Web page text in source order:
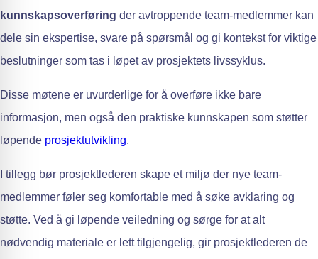
kunnskapsoverføring der avtroppende team-medlemmer kan
dele sin ekspertise, svare på spørsmål og gi kontekst for viktige
beslutninger som tas i løpet av prosjektets livssyklus.
Disse møtene er uvurderlige for å overføre ikke bare
informasjon, men også den praktiske kunnskapen som støtter
løpende prosjektutvikling.
I tillegg bør prosjektlederen skape et miljø der nye team-
medlemmer føler seg komfortable med å søke avklaring og
støtte. Ved å gi løpende veiledning og sørge for at alt
nødvendig materiale er lett tilgjengelig, gir prosjektlederen de